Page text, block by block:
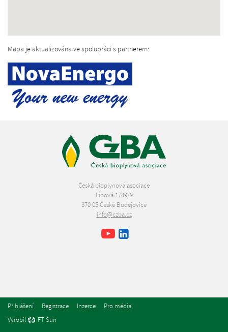
Mapa je aktualizována ve spolupráci s partnerem:
Česká bioplynová asociace
Lipová 1789/9
370 05 České Budějovice
info@czba.cz
Facebook
Youtube
Přihlášení Registrace Inzerce
Pro média
Vyrobil
FT Sun